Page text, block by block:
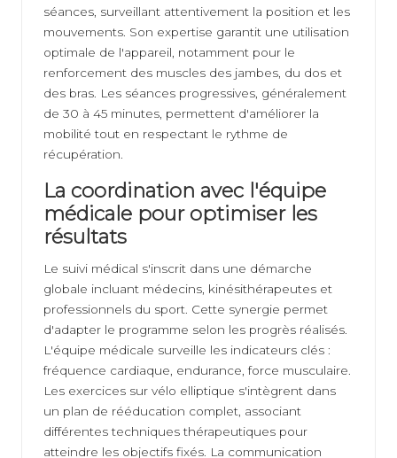
séances, surveillant attentivement la position et les
mouvements. Son expertise garantit une utilisation
optimale de l'appareil, notamment pour le
renforcement des muscles des jambes, du dos et
des bras. Les séances progressives, généralement
de 30 à 45 minutes, permettent d'améliorer la
mobilité tout en respectant le rythme de
récupération.
La coordination avec l'équipe
médicale pour optimiser les
résultats
Le suivi médical s'inscrit dans une démarche
globale incluant médecins, kinésithérapeutes et
professionnels du sport. Cette synergie permet
d'adapter le programme selon les progrès réalisés.
L'équipe médicale surveille les indicateurs clés :
fréquence cardiaque, endurance, force musculaire.
Les exercices sur vélo elliptique s'intègrent dans
un plan de rééducation complet, associant
différentes techniques thérapeutiques pour
atteindre les objectifs fixés. La communication